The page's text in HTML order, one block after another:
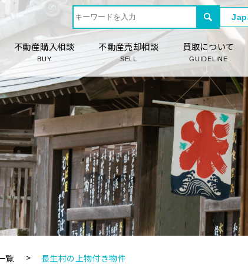
不動産購入相談
BUY
不動産売却相談
SELL
買取について
GUIDELINE
覧 長生村の上物付き物件